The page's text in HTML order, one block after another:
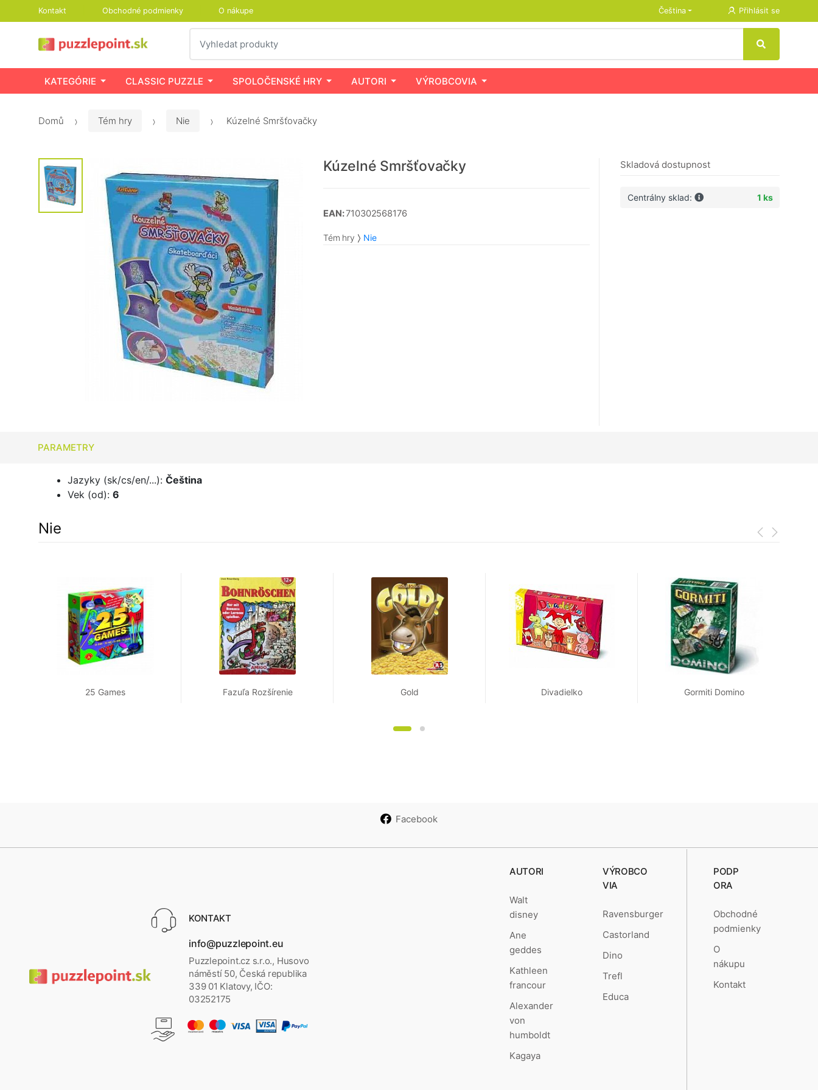
Kontakt Obchodné podmienky O nákupe Čeština Přihlásit se
KATEGÓRIE CLASSIC PUZZLE SPOLOČENSKÉ HRY AUTORI VÝROBCOVIA
Domů Tém hry Nie Kúzelné Smršťovačky
Kúzelné Smršťovačky
EAN:710302568176
Tém hry Nie
Skladová dostupnost
Centrálny sklad: 1 ks
PARAMETRY
Jazyky (sk/cs/en/...): Čeština
Vek (od): 6
Nie
25 Games Fazuľa Rozšírenie Gold Divadielko Gormiti Domino
Facebook
KONTAKT
info@puzzlepoint.eu
Puzzlepoint.cz s.r.o., Husovo
náměstí 50, Česká republika
339 01 Klatovy, IČO:
03252175
AUTORI
Walt
disney
Ane
geddes
Kathleen
francour
Alexander
von
humboldt
Kagaya
VÝROBCO
VIA
Ravensburger
Castorland
Dino
Trefl
Educa
PODP
ORA
Obchodné
podmienky
O
nákupu
Kontakt